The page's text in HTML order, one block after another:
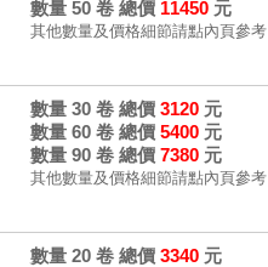
數量 50 卷 總價 11450元
其他數量及價格細節請點內頁參考
數量 30 卷 總價 3120元
數量 60 卷 總價 5400元
數量 90 卷 總價 7380元
其他數量及價格細節請點內頁參考
數量 20 卷 總價 3340元